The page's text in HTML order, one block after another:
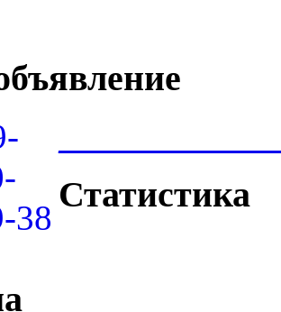
Статистика